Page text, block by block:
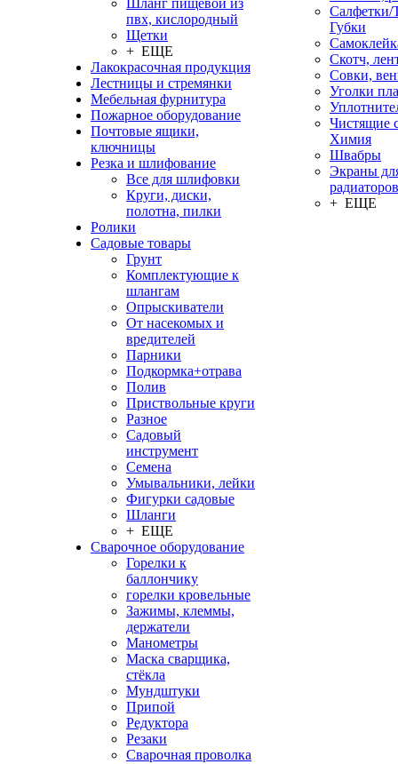
Шланг пищевой из
пвх, кислородный
Щетки
+ ЕЩЕ
Лакокрасочная продукция
Лестницы и стремянки
Мебельная фурнитура
Пожарное оборудование
Почтовые ящики,
ключницы
Резка и шлифование
Все для шлифовки
Круги, диски,
полотна, пилки
Ролики
Садовые товары
Грунт
Комплектующие к
шлангам
Опрыскиватели
От насекомых и
вредителей
Парники
Подкормка+отрава
Полив
Приствольные круги
Разное
Садовый
инструмент
Семена
Умывальники, лейки
Фигурки садовые
Шланги
+ ЕЩЕ
Сварочное оборудование
Горелки к
баллончику
горелки кровельные
Зажимы, клеммы,
держатели
Манометры
Маска сварщика,
стёкла
Мундштуки
Припой
Редуктора
Резаки
Сварочная проволка
Салфетки/
Губки
Скотч,
Совки,
Уголки
Чистящие
Химия
Швабры
Экраны
радиаторов
+ ЕЩЕ